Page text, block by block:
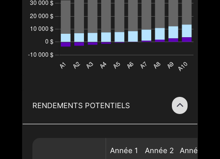
RENDEMENTS POTENTIELS
Année 1 Année 2 Année